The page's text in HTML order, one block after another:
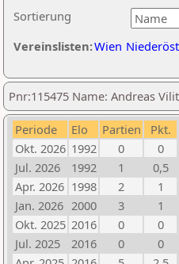
Sortierung
Vereinslisten:Wien
Pnr:115475 Name: Andreas
Periode Elo Partien
Pkt.
Okt. 2026 1992 0
0
Jul. 2026
1992 1
0,5
Apr. 2026 1998 2
1
Jan. 2026 2000 3
1
Okt. 2025 2016 0
0
Jul. 2025
2016 0
0